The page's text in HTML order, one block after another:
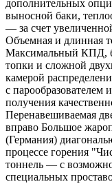
дополнительных
выносной баки,
— за счет
Объемная и длинная
Максимальный КПД,
топки и сложной
камерой
с парообразователем
получения
Перенавешиваемая
вправо Большое
(Германия)
процессе горения
тоннель — с
специальных